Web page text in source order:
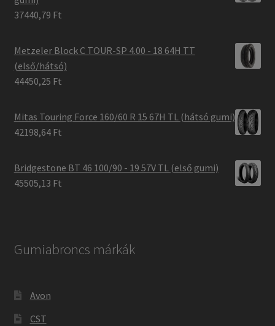
37440,79 Ft
Metzeler Block C TOUR-SP 4.00 - 18 64H TT
(első/hátsó)
44450,25 Ft
Mitas Touring Force 160/60 R 15 67H TL (hátsó gumi)
42198,64 Ft
Bridgestone BT 46 100/90 - 19 57V TL (első gumi)
45505,13 Ft
Gumiabroncs márkák
Avon
CST